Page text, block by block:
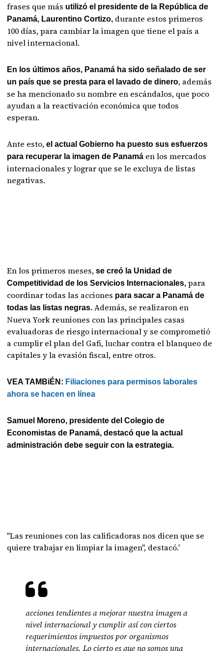
frases que más utilizó el presidente de la República de
Panamá, Laurentino Cortizo, durante estos primeros
100 días, para cambiar la imagen que tiene el país a
nivel internacional.
En los últimos años, Panamá ha sido señalado de ser
un país que se presta para el lavado de dinero, además
se ha mencionado su nombre en escándalos, que poco
ayudan a la reactivación económica que todos
esperan.
Ante esto,el actual Gobierno ha puesto sus esfuerzos
para recuperar la imagen de Panamá en los mercados
internacionales y lograr que se le excluya de listas
negativas.
En los primeros meses,se creó la Unidad de
Competitividad de los Servicios Internacionales, para
coordinar todas las acciones para sacar a Panamá de
todas las listas negras. Además, se realizaron en
Nueva York reuniones con las principales casas
evaluadoras de riesgo internacional y se comprometió
a cumplir el plan del Gafi, luchar contra el blanqueo de
capitales y la evasión fiscal, entre otros.
VEA TAMBiÉN: Filiaciones para permisos laborales
ahora se hacen en línea
Samuel Moreno, presidente del Colegio de
Economistas de Panamá, destacó que la actual
administración debe seguir con la estrategia.
"Las reuniones con las calificadoras nos dicen que se
quiere trabajar en limpiar la imagen", destacó.'
acciones tendientes a mejorar nuestra imagen a
nivel internacional y cumplir así con ciertos
requerimientos impuestos por organismos
internacionales. Lo cierto es que no somos una